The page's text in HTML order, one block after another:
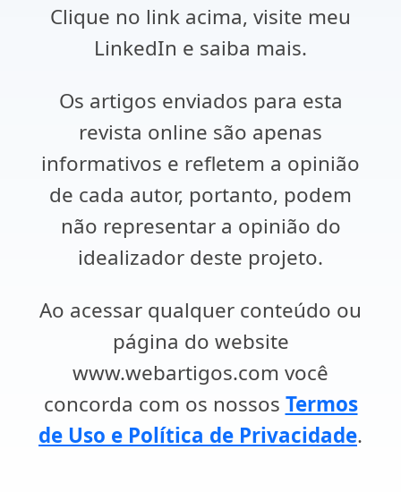
Clique no link acima, visite meu
LinkedIn e saiba mais.
Os artigos enviados para esta
revista online são apenas
informativos e refletem a opinião
de cada autor, portanto, podem
não representar a opinião do
idealizador deste projeto.
Ao acessar qualquer conteúdo ou
página do website
www.webartigos.com você
concorda com os nossos Termos
de Uso e Política de Privacidade.